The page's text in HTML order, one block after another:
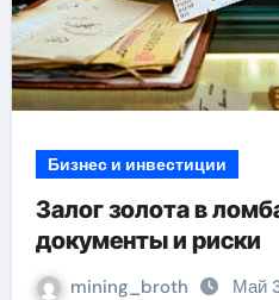
Бизнес и инвестиции
Залог золота в
документы и риски
mining_broth Май